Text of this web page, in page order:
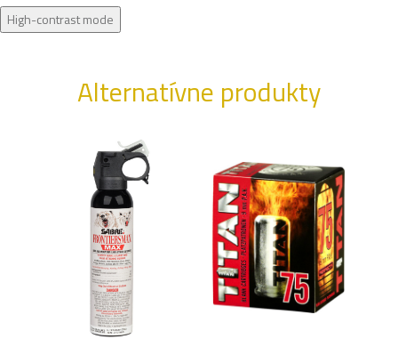
High-contrast mode
Alternatívne produkty